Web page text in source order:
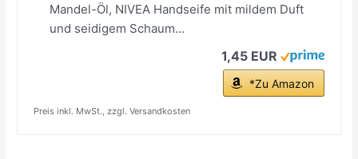
Mandel-Öl, NIVEA Handseife mit mildem Duft
und seidigem Schaum...
1,45 EUR
*Zu Amazon
Preis inkl. MwSt., zzgl. Versandkosten